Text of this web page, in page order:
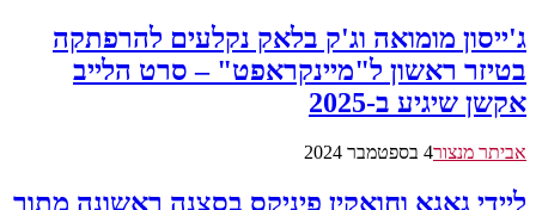
ג'ייסון מומואה וג'ק בלאק נקלעים להרפתקה
בטיזר ראשון ל"מיינקראפט" – סרט הלייב
אקשן שיגיע ב-2025
אביתר מנצור4 בספטמבר 2024
ליידי גאגא וחואקין פיניקס בסצנה ראשונה מתוך